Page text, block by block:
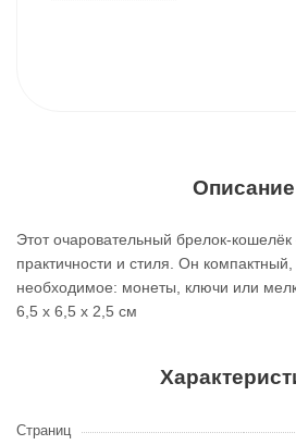
Описание
Этот очаровательный брелок-
практичности и стиля. Он
необходимое: монеты, ключи или
6,5 x 6,5 x 2,5 см
Страниц